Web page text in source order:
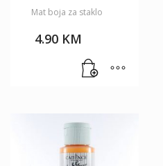
Mat boja za staklo
4.90 KM